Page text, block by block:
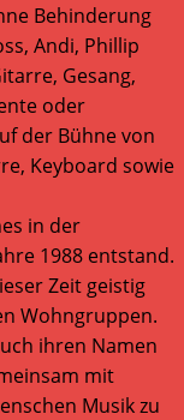
Behinderung
Andi, Phillip
Gesang,
oder
der Bühne von
Keyboard sowie
in der
1988 entstand.
Zeit geistig
Wohngruppen.
ihren Namen
mit
Musik zu